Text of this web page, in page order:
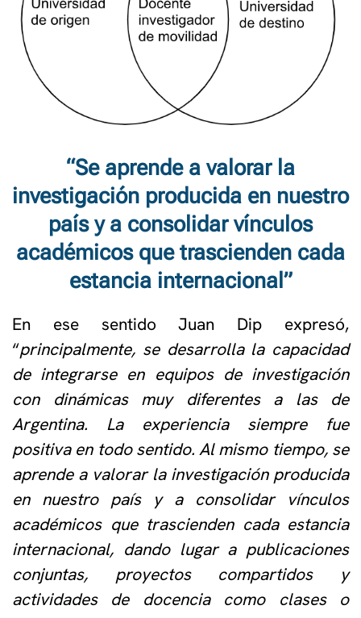
“Se aprende a valorar la
investigación producida en nuestro
país y a consolidar vínculos
académicos que trascienden cada
estancia internacional”
En ese sentido Juan Dip expresó,
“principalmente, se desarrolla la capacidad
de integrarse en equipos de investigación
con dinámicas muy diferentes a las de
Argentina. La experiencia siempre fue
positiva en todo sentido. Al mismo tiempo, se
aprende a valorar la investigación producida
en nuestro país y a consolidar vínculos
académicos que trascienden cada estancia
internacional, dando lugar a publicaciones
conjuntas, proyectos compartidos y
actividades de docencia como clases o